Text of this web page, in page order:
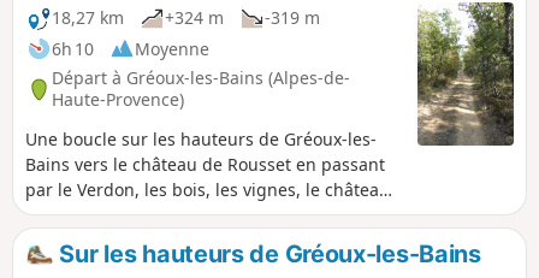
18,27 km +324 m
-319 m
6h 10
Moyenne
Départ à Gréoux-les-Bains (Alpes-de-
Haute-Provence)
Une boucle sur les hauteurs de Gréoux-les-
Bains vers le château de Rousset en passant
par le Verdon, les bois, les vignes, le château
de Rousset. Retour par encore des vignes et
des bois, le château de Gréoux-les-Bains et le
centre ville.
Sur les hauteurs de Gréoux-les-Bains